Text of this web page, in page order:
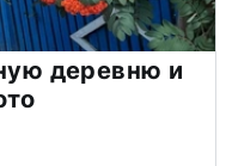
деревню и